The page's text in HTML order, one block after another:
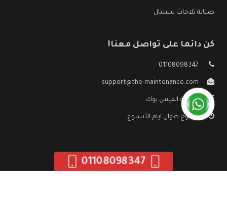
صيانة ثلاجات سيلتال
كن دائما على تواصل معنا!
01108098347
support@the-maintenance.com
صفحة الفيس بوك
مفتوح طوال ايام الأسبوع
01108098347